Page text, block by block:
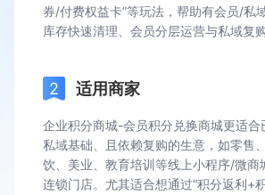
券/付费权益卡”等玩法，帮助有会员/私
库存快速清理、会员分层运营与私域复购
适用商家
企业积分商城-会员积分兑换商城更适
私域基础、且依赖复购的生意，如零售
饮、美业、教育培训等线上小程序/微商
连锁门店。尤其适合想通过“积分返利+